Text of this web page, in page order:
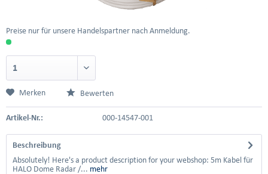
Preise nur für unsere Handelspartner nach Anmeldung.
Merken Bewerten
Artikel-Nr.: 000-14547-001
Beschreibung
Absolutely! Here's a product description for your webshop: 5m Kabel für
HALO Dome Radar /... mehr